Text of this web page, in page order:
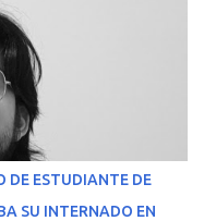
DE ESTUDIANTE DE
SU INTERNADO EN